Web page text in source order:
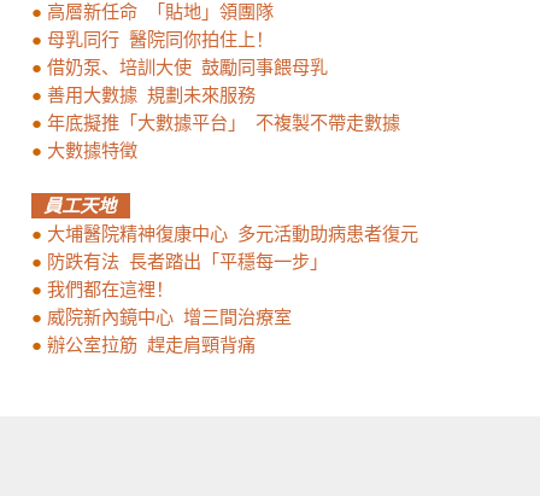
● 高層新任命 「貼地」領團隊
● 母乳同行 醫院同你拍住上！
● 借奶泵、培訓大使 鼓勵同事餵母乳
● 善用大數據 規劃未來服務
● 年底擬推「大數據平台」 不複製不帶走數據
● 大數據特徵
員工天地
● 大埔醫院精神復康中心 多元活動助病患者復元
● 防跌有法 長者踏出「平穩每一步」
● 我們都在這裡！
● 威院新內鏡中心 增三間治療室
● 辦公室拉筋 趕走肩頸背痛